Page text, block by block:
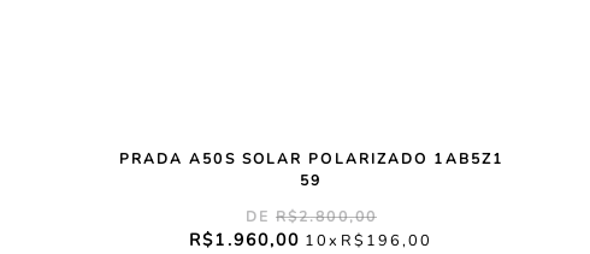
PRADA A50S SOLAR POLARIZADO 1AB5Z1
59
R$2.800,00
R$1 .960,00 10 R$ 196,00